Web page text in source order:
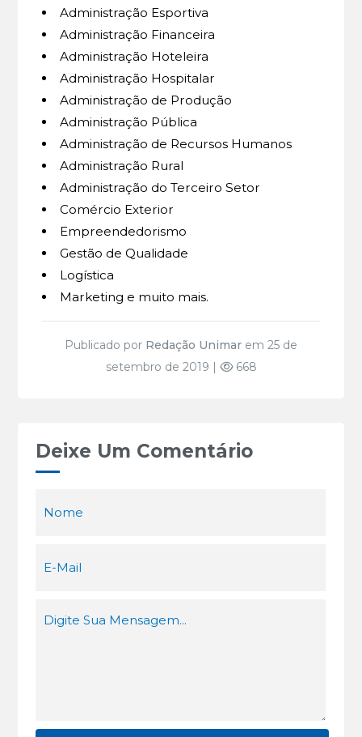
Administração Esportiva
Administração Financeira
Administração Hoteleira
Administração Hospitalar
Administração de Produção
Administração Pública
Administração de Recursos Humanos
Administração Rural
Administração do Terceiro Setor
Comércio Exterior
Empreendedorismo
Gestão de Qualidade
Logística
Marketing e muito mais.
Publicado por Redação Unimar em 25 de
setembro de 2019 |
668
Deixe Um Comentário